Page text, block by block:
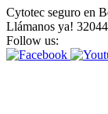
Cytotec seguro en
Llámanos ya!
Follow us: